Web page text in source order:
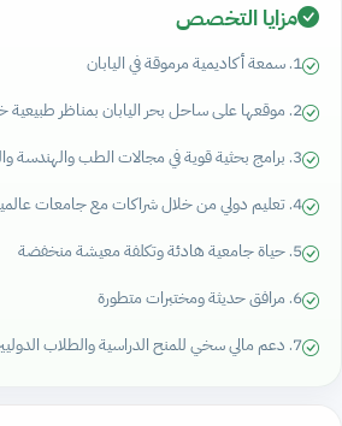
مزايا التخصص
1. سمعة أكاديمية مرموقة في اليابان
2. موقعها على ساحل بحر اليابان بمناظر طبيعية خلابة
3. برامج بحثية قوية في مجالات الطب والهندسة والزراعة
4. تعليم دولي من خلال شراكات مع جامعات عالمية
5. حياة جامعية هادئة وتكلفة معيشة منخفضة
6. مرافق حديثة ومختبرات متطورة
7. دعم مالي سخي للمنح الدراسية والطلاب الدوليين